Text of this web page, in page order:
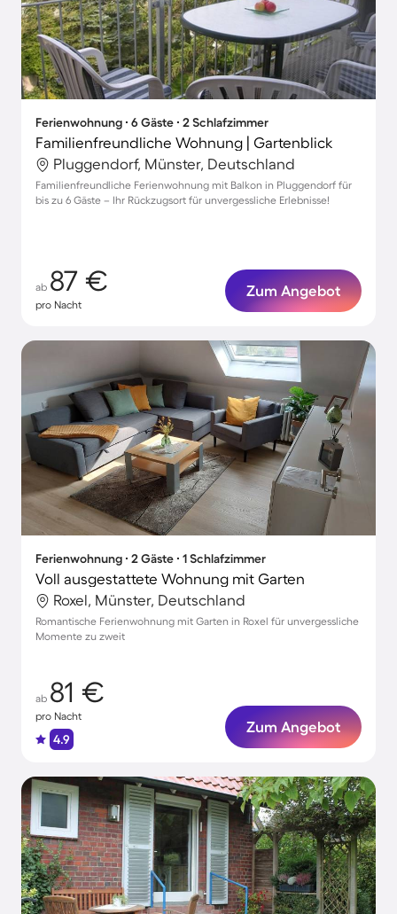
Ferienwohnung ∙ 6 Gäste ∙ 2 Schlafzimmer
Familienfreundliche Wohnung | Gartenblick
Pluggendorf, Münster, Deutschland
Familienfreundliche Ferienwohnung mit Balkon in Pluggendorf für
bis zu 6 Gäste – Ihr Rückzugsort für unvergessliche Erlebnisse!
ab 87 €
pro Nacht
Zum Angebot
Ferienwohnung ∙ 2 Gäste ∙ 1 Schlafzimmer
Voll ausgestattete Wohnung mit Garten
Roxel, Münster, Deutschland
Romantische Ferienwohnung mit Garten in Roxel für unvergessliche
Momente zu zweit
ab 81 €
pro Nacht
4.9
Zum Angebot